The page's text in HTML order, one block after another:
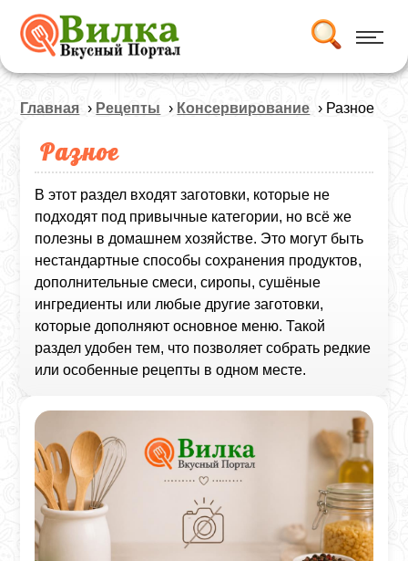
Главная › Рецепты › Консервирование › Разное
Разное
В этот раздел входят заготовки, которые не
подходят под привычные категории, но всё же
полезны в домашнем хозяйстве. Это могут быть
нестандартные способы сохранения продуктов,
дополнительные смеси, сиропы, сушёные
ингредиенты или любые другие заготовки,
которые дополняют основное меню. Такой
раздел удобен тем, что позволяет собрать редкие
или особенные рецепты в одном месте.